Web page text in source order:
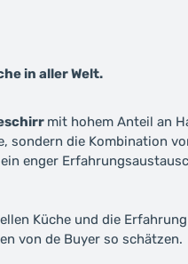
in aller Welt.
mit hohem Anteil an
die Kombination
enger
Küche und die
von de Buyer so schätzen.